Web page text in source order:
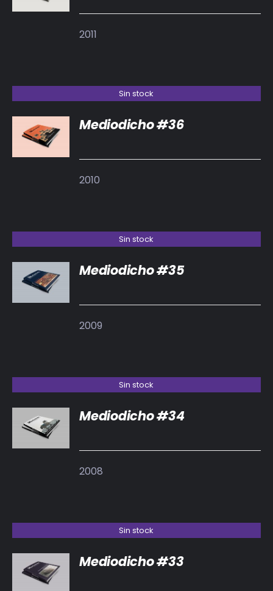
2011
Sin stock
DETALLES
Mediodicho #36
2010
Sin stock
DETALLES
Mediodicho #35
2009
Sin stock
DETALLES
Mediodicho #34
2008
Sin stock
DETALLES
Mediodicho #33